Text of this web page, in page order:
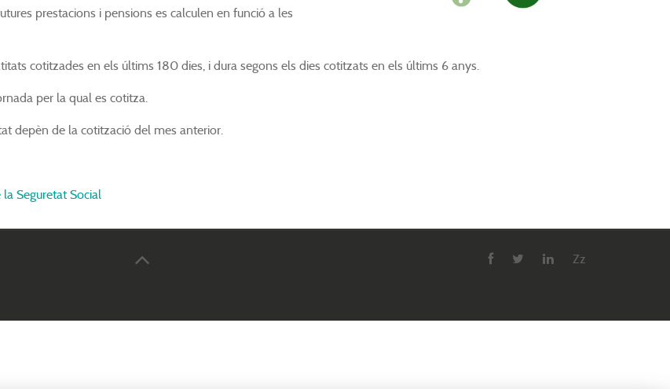
prestacions i pensions es calculen en funció a les
cotitzades en els últims 180 dies, i dura segons els dies cotitzats en els últims 6 anys.
per la qual es cotitza.
depèn de la cotització del mes anterior.
Seguretat Social
Zz